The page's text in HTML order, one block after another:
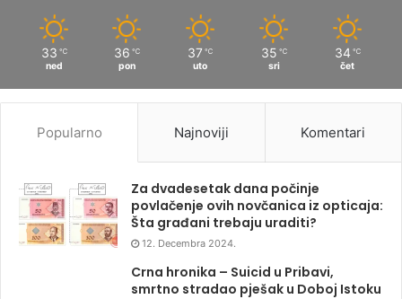
33 ℃
ned
36 ℃
pon
37 ℃
uto
35 ℃
sri
34 ℃
čet
Popularno Najnoviji Komentari
Za dvadesetak dana počinje
povlačenje ovih novčanica iz opticaja:
Šta građani trebaju uraditi?
12. Decembra 2024.
Crna hronika – Suicid u Pribavi,
smrtno stradao pješak u Doboj Istoku